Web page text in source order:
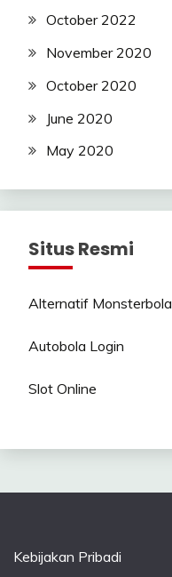
October 2022
November 2020
October 2020
June 2020
May 2020
Situs Resmi
Alternatif Monsterbola
Autobola Login
Slot Online
Kebijakan Pribadi